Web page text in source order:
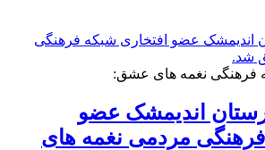
فرهنگی نغمه های عشق:
اندیمشک عضو
فرهنگی مردمی نغمه های